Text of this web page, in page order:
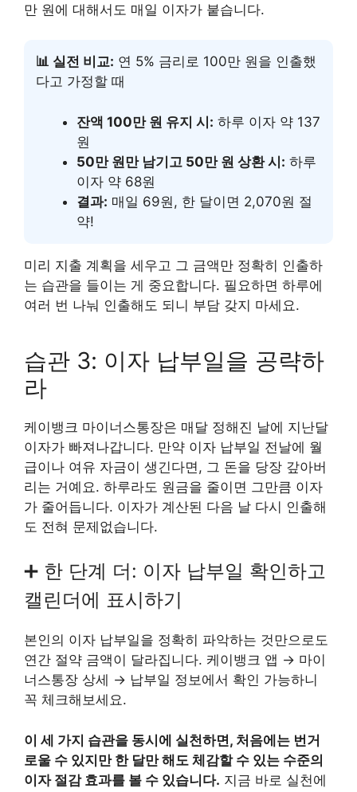
만 원에 대해서도 매일 이자가 붙습니다.
📊 실전 비교: 연 5% 금리로 100만 원을 인출했
다고 가정할 때
잔액 100만 원 유지 시: 하루 이자 약 137
원
50만 원만 남기고 50만 원 상환 시: 하루
이자 약 68원
결과: 매일 69원, 한 달이면 2,070원 절
약!
미리 지출 계획을 세우고 그 금액만 정확히 인출하
는 습관을 들이는 게 중요합니다. 필요하면 하루에
여러 번 나눠 인출해도 되니 부담 갖지 마세요.
습관 3: 이자 납부일을 공략하
라
케이뱅크 마이너스통장은 매달 정해진 날에 지난달
이자가 빠져나갑니다. 만약 이자 납부일 전날에 월
급이나 여유 자금이 생긴다면, 그 돈을 당장 갚아버
리는 거예요. 하루라도 원금을 줄이면 그만큼 이자
가 줄어듭니다. 이자가 계산된 다음 날 다시 인출해
도 전혀 문제없습니다.
➕ 한 단계 더: 이자 납부일 확인하고
캘린더에 표시하기
본인의 이자 납부일을 정확히 파악하는 것만으로도
연간 절약 금액이 달라집니다. 케이뱅크 앱 → 마이
너스통장 상세 → 납부일 정보에서 확인 가능하니
꼭 체크해보세요.
이 세 가지 습관을 동시에 실천하면, 처음에는 번거
로울 수 있지만 한 달만 해도 체감할 수 있는 수준의
이자 절감 효과를 볼 수 있습니다. 지금 바로 실천에